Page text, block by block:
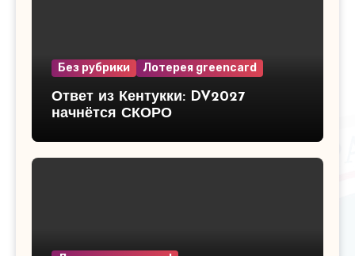
Без рубрики Лотерея greencard
Ответ из Кентукки: DV2027
начнётся СКОРО